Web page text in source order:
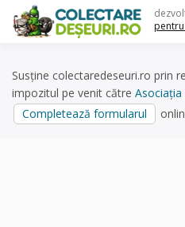
content
Susține colectaredeseuri.ro prin
impozitul pe venit către Asociația
Completează formularul